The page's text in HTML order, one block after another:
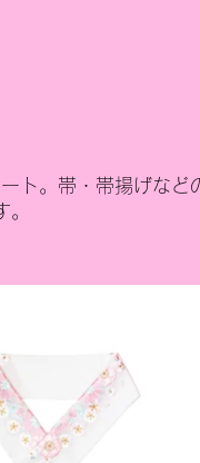
ト。帯・帯揚げな